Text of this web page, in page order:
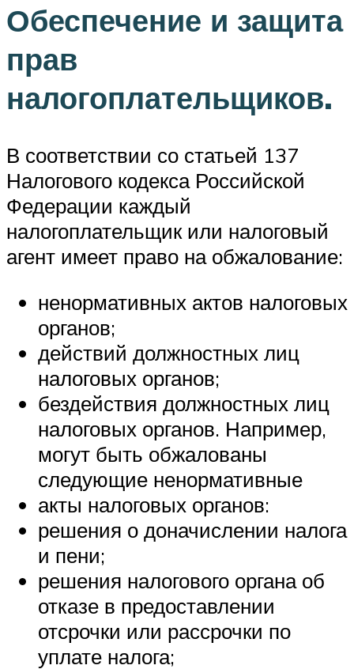
Обеспечение и защита
прав
налогоплательщиков.
В соответствии со статьей 137
Налогового кодекса Российской
Федерации каждый
налогоплательщик или налоговый
агент имеет право на обжалование:
ненормативных актов налоговых
органов;
действий должностных лиц
налоговых органов;
бездействия должностных лиц
налоговых органов. Например,
могут быть обжалованы
следующие ненормативные
акты налоговых органов:
решения о доначислении налога
и пени;
решения налогового органа об
отказе в предоставлении
отсрочки или рассрочки по
уплате налога;